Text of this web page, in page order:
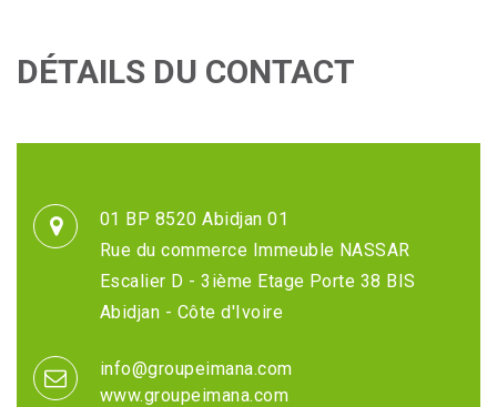
DÉTAILS DU CONTACT
01 BP 8520 Abidjan 01
Rue du commerce Immeuble NASSAR
Escalier D - 3ième Etage Porte 38 BIS
Abidjan - Côte d'Ivoire
info@groupeimana.com
www.groupeimana.com